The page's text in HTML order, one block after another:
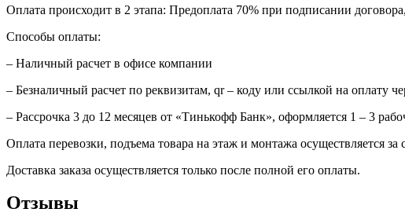
Оплата происходит в 2 этапа: Предоплата 70% при подписании
Способы оплаты:
– Наличный расчет в офисе компании
– Безналичный расчет по реквизитам, qr – коду или ссылкой на оплату
– Рассрочка 3 до 12 месяцев от «Тинькофф Банк», оформляется 1 – 3
Оплата перевозки, подъема товара на этаж и монтажа осуществляется за
Доставка заказа осуществляется только после полной его оплаты.
Отзывы